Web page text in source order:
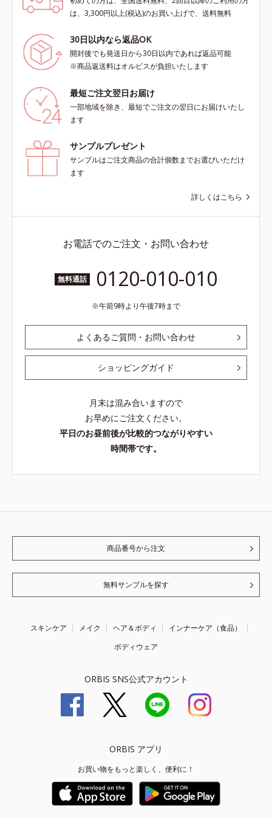
は、3,300円以上(税込)のお買い上げで、送料無料
30日以内なら返品OK
開封後でも発送日から30日以内であれば返品可能
※商品返送料はオルビスが負担いたします
最短ご注文翌日お届け
一部地域を除き、最短でご注文の翌日にお届けいたし
ます
サンプルプレゼント
サンプルはご注文商品の合計個数までお選びいただけ
ます
詳しくはこちら
お電話でのご注文・お問い合わせ
無料通話 0120-010-010
午前9時より午後7時まで
よくあるご質問・お問い合わせ
ショッピングガイド
月末は混み合いますので
お早めにご注文ください。
平日のお昼前後が比較的つながりやすい
時間帯です。
商品番号から注文
無料サンプルを探す
スキンケア メイク ヘア＆ボディ
インナーケア（食品）
ボディウェア
ORBIS SNS公式アカウント
ORBIS アプリ
お買い物をもっと楽しく、便利に！